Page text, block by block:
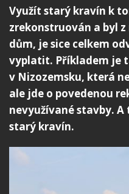
Využít starý kravín k
zrekonstruován a byl
dům, je sice celkem
vyplatit. Příkladem je
v Nizozemsku, která
ale jde o povedenou
nevyužívané stavby.
starý kravín.